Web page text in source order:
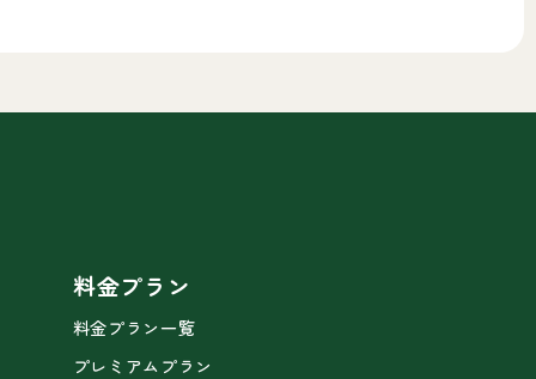
料金プラン
料金プラン一覧
プレミアムプラン